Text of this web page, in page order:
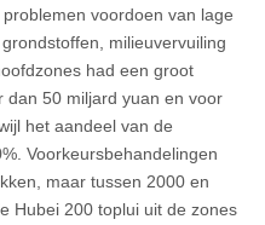
voordoen van lage
milieuvervuiling
had een groot
dan 50 miljard yuan en voor
het aandeel van de
Voorkeursbehandelingen
maar tussen 2000 en
Hubei 200 toplui uit de zones